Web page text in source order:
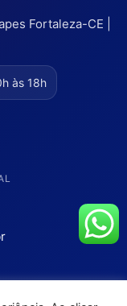
Fortaleza-CE |
às 18h